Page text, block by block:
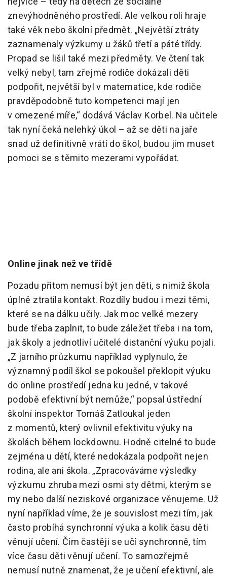
znevýhodněného prostředí. Ale velkou roli hraje
také věk nebo školní předmět. „Největší ztráty
zaznamenaly výzkumy u žáků třetí a páté třídy.
Propad se lišil také mezi předměty. Ve čtení tak
velký nebyl, tam zřejmě rodiče dokázali děti
podpořit, největší byl v matematice, kde rodiče
pravděpodobně tuto kompetenci mají jen
v omezené míře,“ dodává Václav Korbel. Na učitele
tak nyní čeká nelehký úkol – až se děti na jaře
snad už definitivně vrátí do škol, budou jim muset
pomoci se s těmito mezerami vypořádat.
Online jinak než ve třídě
Pozadu přitom nemusí být jen děti, s nimiž škola
úplně ztratila kontakt. Rozdíly budou i mezi těmi,
které se na dálku učily. Jak moc velké mezery
bude třeba zaplnit, to bude záležet třeba i na tom,
jak školy a jednotliví učitelé distanční výuku pojali.
„Z jarního průzkumu například vyplynulo, že
významný podíl škol se pokoušel překlopit výuku
do online prostředí jedna ku jedné, v takové
podobě efektivní být nemůže,“ popsal ústřední
školní inspektor Tomáš Zatloukal jeden
z momentů, který ovlivnil efektivitu výuky na
školách během lockdownu. Hodně citelné to bude
zejména u dětí, které nedokázala podpořit nejen
rodina, ale ani škola. „Zpracováváme výsledky
výzkumu zhruba mezi osmi sty dětmi, kterým se
my nebo další neziskové organizace věnujeme. Už
nyní například víme, že je souvislost mezi tím, jak
často probíhá synchronní výuka a kolik času děti
věnují učení. Čím častěji se učí synchronně, tím
více času děti věnují učení. To samozřejmě
nemusí nutně znamenat, že je učení efektivní, ale